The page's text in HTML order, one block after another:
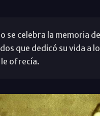
se celebra la memoria
que dedicó su vida a
ofrecía.